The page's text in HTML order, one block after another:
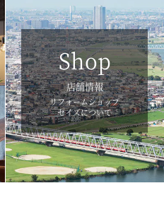
Shop
店舗情報
リフォームショップ
セイズについて